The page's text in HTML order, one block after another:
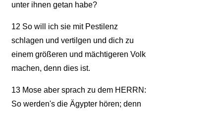
unter ihnen getan habe?
12 So will ich sie mit Pestilenz
schlagen und vertilgen und dich zu
einem größeren und mächtigeren Volk
machen, denn dies ist.
13Mose aber sprach zu dem HERRN:
So werden's die Ägypter hören; denn